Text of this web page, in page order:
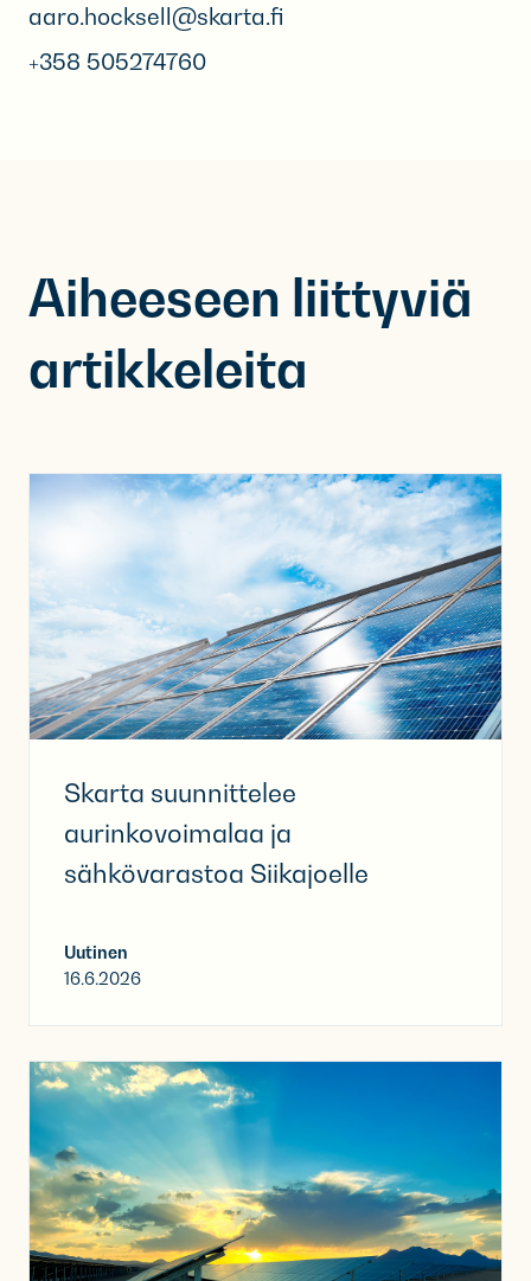
aaro.hocksell@skarta.fi
+358 505274760
Aiheeseen liittyviä
artikkeleita
Skarta suunnittelee
aurinkovoimalaa ja
sähkövarastoa Siikajoelle
Uutinen
16.6.2026